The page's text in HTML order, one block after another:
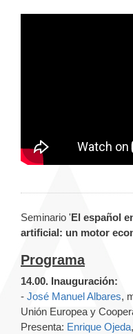
Seminario 'El español
artificial: un motor
Programa
14.00. Inauguración:
- José Manuel Albares,
Unión Europea y
Presenta: Enrique Ojeda